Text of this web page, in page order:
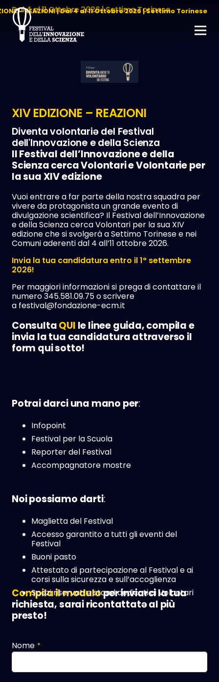
– REAZIONI | Dal 4 al 11 Ottobre 2026 | Settimo Torinese
XIV EDIZIONE – REAZIONI
Dal 4 al 11 Ottobre 2026 | Settimo Torinese
Diventa volontariə del Festival
dell'Innovazione e della Scienza
Il Festival dell’Innovazione e della
Scienza cerca Volontari e Volontarie per
la sua XIV edizione
Vuoi entrare a far parte della nostra squadra per
vivere da protagonista un grande evento di
divulgazione scientifica? Il Festival dell’Innovazione
e della Scienza cerca Volontari per la sua XIV
edizione che si svolgerà a Settimo Torinese e nei
Comuni aderenti dal 4 all’11 ottobre 2026.
Invia la tua candidatura entro il 1° settembre
2026!
Per maggiori informazioni si prega di contattare il
numero345.581.09.75o scrivere
a festival@fondazione-ecm.it
ConsultaQUI le linee guida, compila e
invia la tua candidatura attraverso il
form qui sotto!
Potrai darci una mano per:
Infopoint
Festival per la Scuola
Reporter del Festival
Accompagnatore mostre
Noi possiamo darti:
Maglietta del Festival
Accesso garantito a tutti gli eventi del
Festival
Buoni pasto
Attestato di partecipazione al Festival e ai
corsi sulla sicurezza e sull’accoglienza
Spazi riservati e stand dedicati ai Volontari
Compila il moduloper inviarci la tua
richiesta, sarai ricontattatə al più
presto!
Nome *